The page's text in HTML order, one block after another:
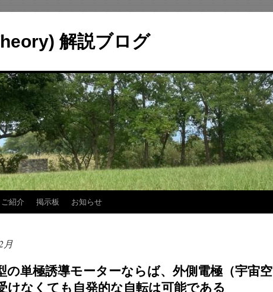
解説ブログ
ご紹介 掲示板 お知らせ
月
の単極誘導モーターならば、外側電極（宇宙空
けなくても自発的な自転は可能である